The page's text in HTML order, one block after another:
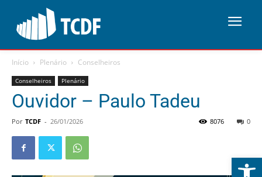
Abrir
Início Plenário Conselheiros
Conselheiros Plenário
Ouvidor – Paulo Tadeu
Por TCDF - 26/01/2026 0
8076